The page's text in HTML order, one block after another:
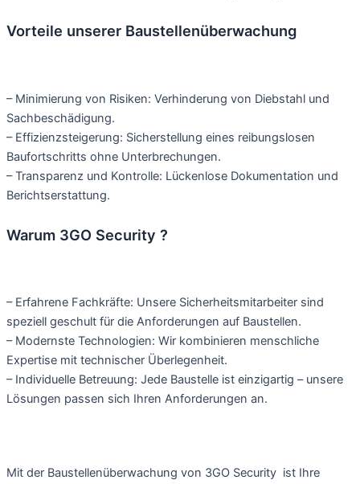
Vorteile unserer Baustellenüberwachung
– Minimierung von Risiken: Verhinderung von Diebstahl und
Sachbeschädigung.
– Effizienzsteigerung: Sicherstellung eines reibungslosen
Baufortschritts ohne Unterbrechungen.
– Transparenz und Kontrolle: Lückenlose Dokumentation und
Berichtserstattung.
Warum 3GO Security ?
– Erfahrene Fachkräfte: Unsere Sicherheitsmitarbeiter sind
speziell geschult für die Anforderungen auf Baustellen.
– Modernste Technologien: Wir kombinieren menschliche
Expertise mit technischer Überlegenheit.
– Individuelle Betreuung: Jede Baustelle ist einzigartig – unsere
Lösungen passen sich Ihren Anforderungen an.
Mit der Baustellenüberwachung von 3GO Security ist Ihre